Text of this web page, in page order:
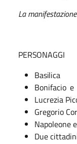
La
PERSONAGGI
Basilica
Bonifacio e
Lucrezia
Gregorio
Napoleone
Due